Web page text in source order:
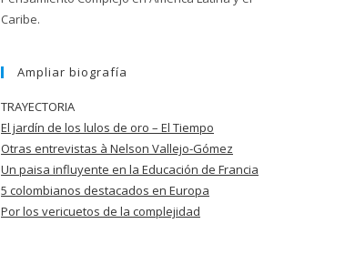
Caribe.
Ampliar biografía
TRAYECTORIA
El jardín de los lulos de oro – El Tiempo
Otras entrevistas à Nelson Vallejo-Gómez
Un paisa influyente en la Educación de Francia
5 colombianos destacados en Europa
Por los vericuetos de la complejidad